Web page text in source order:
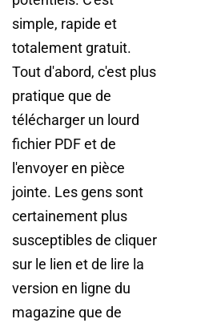
simple, rapide et
totalement gratuit.
Tout d'abord, c'est plus
pratique que de
télécharger un lourd
fichier PDF et de
l'envoyer en pièce
jointe. Les gens sont
certainement plus
susceptibles de cliquer
sur le lien et de lire la
version en ligne du
magazine que de